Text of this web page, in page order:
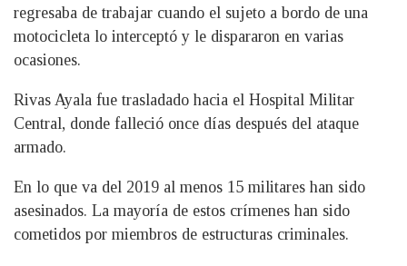
regresaba de trabajar cuando el sujeto a bordo de una
motocicleta lo interceptó y le dispararon en varias
ocasiones.
Rivas Ayala fue trasladado hacia el Hospital Militar
Central, donde falleció once días después del ataque
armado.
En lo que va del 2019 al menos 15 militares han sido
asesinados. La mayoría de estos crímenes han sido
cometidos por miembros de estructuras criminales.